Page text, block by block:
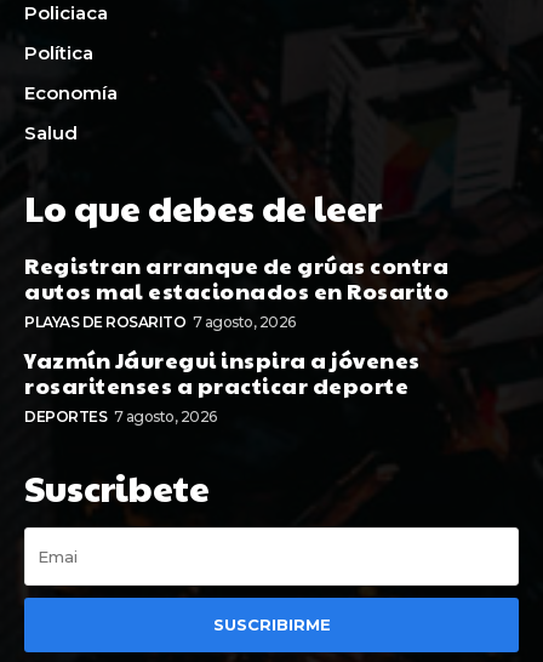
Policiaca
Política
Economía
Salud
Lo que debes de leer
Registran arranque de grúas contra
autos mal estacionados en Rosarito
PLAYAS DE ROSARITO 7 agosto, 2026
Yazmín Jáuregui inspira a jóvenes
rosaritenses a practicar deporte
DEPORTES 7 agosto, 2026
Suscribete
SUSCRIBIRME